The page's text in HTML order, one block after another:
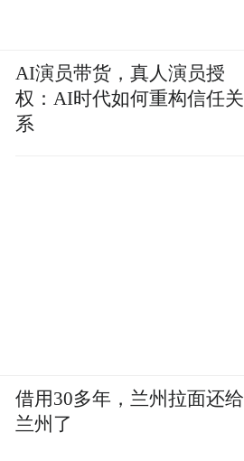
AI演员带货，真人演员授
权：AI时代如何重构信任关
系
借用30多年，兰州拉面还给
兰州了